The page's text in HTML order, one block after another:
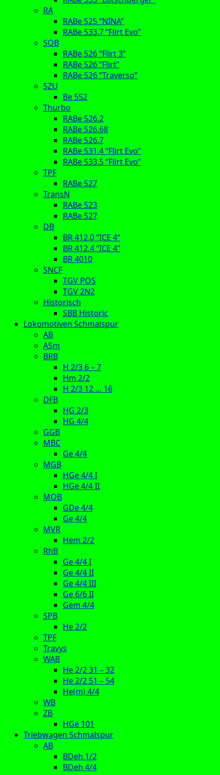
RA
RABe 525 “NINA”
RABe 533.7 “Flirt Evo”
SOB
RABe 526 “Flirt 3”
RABe 526 “Flirt”
RABe 526 “Traverso”
SZU
Be 552
Thurbo
RABe 526.2
RABe 526.68
RABe 526.7
RABe 531.4 “Flirt Evo”
RABe 533.5 “Flirt Evo”
TPF
RABe 527
TransN
RABe 523
RABe 527
DB
BR 412.0 “ICE 4”
BR 412.4 “ICE 4”
BR 4010
SNCF
TGV POS
TGV 2N2
Historisch
SBB Historic
Lokomotiven Schmalspur
AB
ASm
BRB
H 2/3 6 – 7
Hm 2/2
H 2/3 12 … 16
DFB
HG 2/3
HG 4/4
GGB
MBC
Ge 4/4
MGB
HGe 4/4 I
HGe 4/4 II
MOB
GDe 4/4
Ge 4/4
MVR
Hem 2/2
RhB
Ge 4/4 I
Ge 4/4 II
Ge 4/4 III
Ge 6/6 II
Gem 4/4
SPB
He 2/2
TPF
Travys
WAB
He 2/2 31 – 32
He 2/2 51 – 54
He(m) 4/4
WB
ZB
HGe 101
Triebwagen Schmalspur
AB
BDeh 1/2
BDeh 4/4